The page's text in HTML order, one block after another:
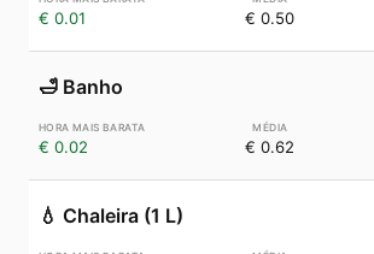
€ 0.01 € 0.50
🛁 Banho
€ 0.02 € 0.62
💧 Chaleira (1 L)